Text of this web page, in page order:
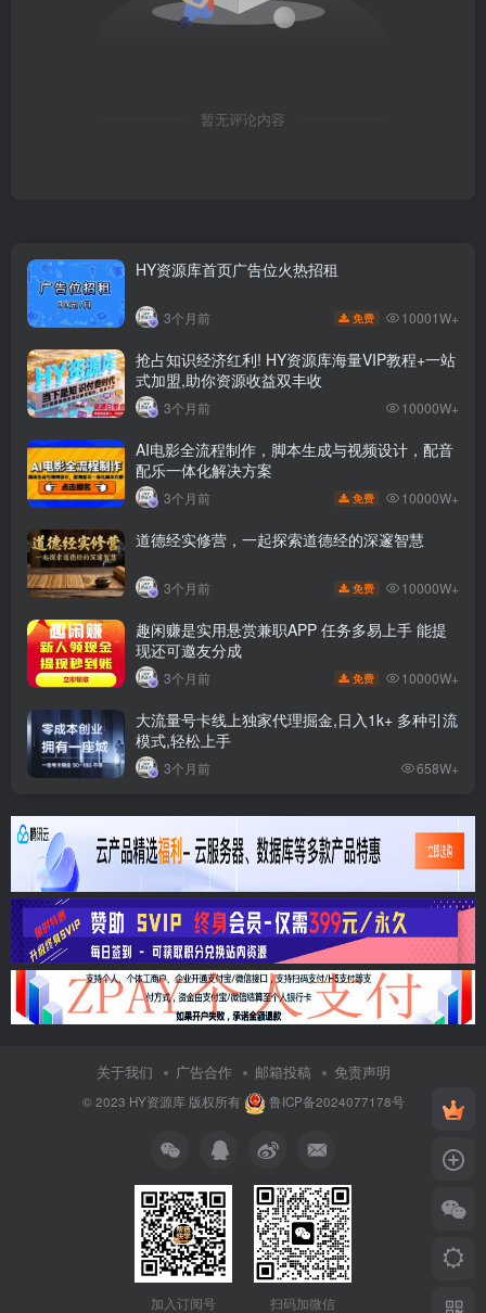
暂无评论内容
HY资源库首页广告位火热招租
3个月前 免费 10001W+
抢占知识经济红利! HY资源库海量VIP教程+一站
式加盟,助你资源收益双丰收
3个月前 10000W+
AI电影全流程制作，脚本生成与视频设计，配音
配乐一体化解决方案
3个月前 免费 10000W+
道德经实修营，一起探索道德经的深邃智慧
3个月前 免费 10000W+
趣闲赚是实用悬赏兼职APP 任务多易上手 能提
现还可邀友分成
3个月前 免费 10000W+
大流量号卡线上独家代理掘金,日入1k+ 多种引流
模式,轻松上手
3个月前 658W+
关于我们 广告合作 邮箱投稿 免责声明
© 2023 HY资源库版权所有 鲁ICP备2024077178号
加入订阅号 扫码加微信